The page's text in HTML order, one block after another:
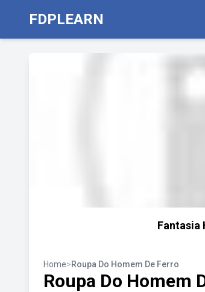
FDPLEARN
Fantasia
Home>Roupa Do Homem De Ferro
Roupa Do Homem